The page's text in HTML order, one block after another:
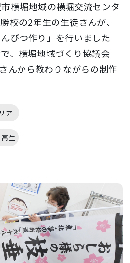
横堀地域の横堀交流センタ
校の2年生の生徒さんが、
ぴつ作り」を行いました
、横堀地域づくり協議会
んから教わりながらの制作
ア
生